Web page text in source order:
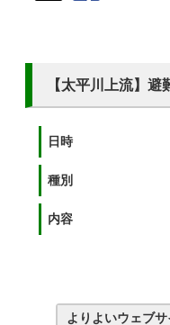
【太平川上流】避
日時
種別
内容
よりよいウェブ